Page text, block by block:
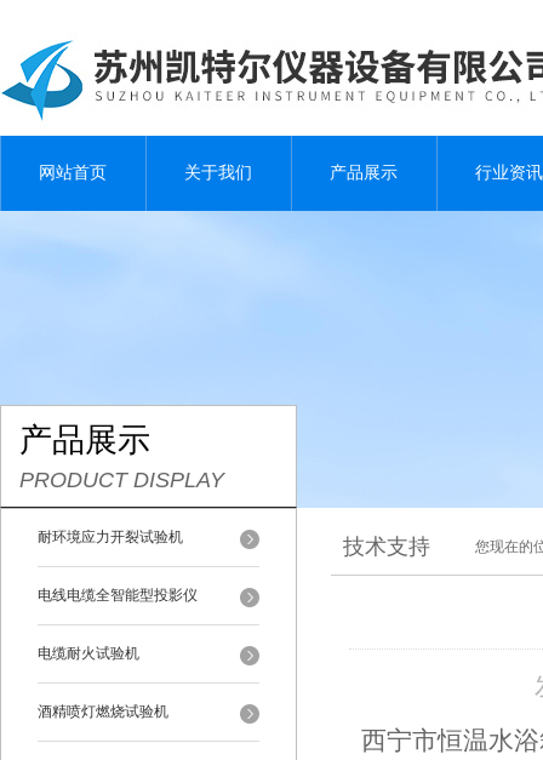
网站首页 关于我们 产品展示 行业资讯
产品展示
PRODUCT DISPLAY
耐环境应力开裂试验机
电线电缆全智能型投影仪
电缆耐火试验机
酒精喷灯燃烧试验机
技术支持 您现在的
西宁市恒温水